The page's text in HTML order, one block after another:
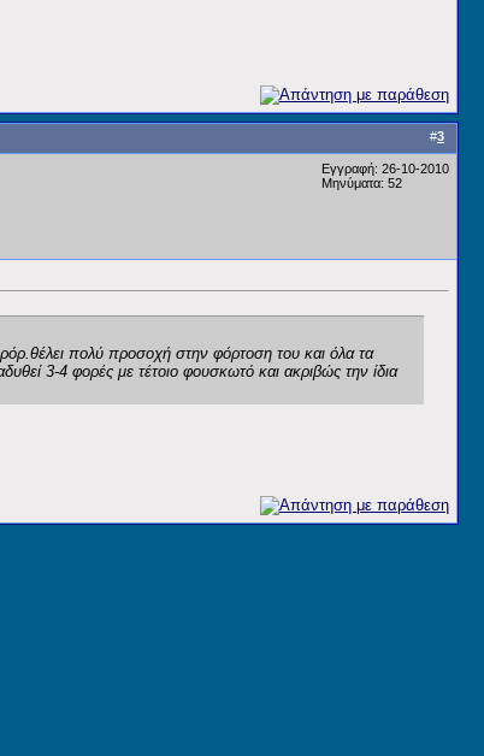
#3
Εγγραφή: 26-10-2010
Μηνύματα: 52
πολύ προσοχή στην φόρτοση του και όλα τα
3-4 φορές με τέτοιο φουσκωτό και ακριβώς την ίδια